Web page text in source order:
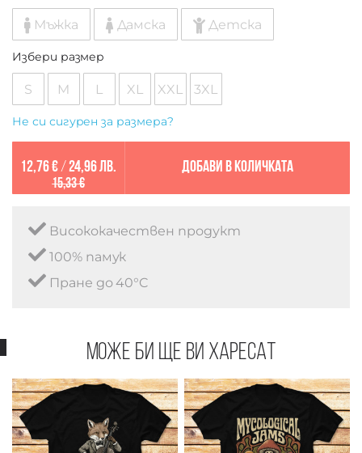
Мъжка Дамска Детска
Избери размер
S M L XL XXL 3XL
Не си сигурен за размера?
12,76 €/ 24,96 лв.
15,33 €
Добави в количката
Висококачествен продукт
100% памук
Пране до 40°C
Може би ще ви харесат